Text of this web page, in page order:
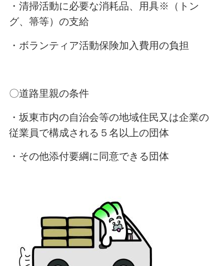
・清掃活動に必要な消耗品、用具※（トン
グ、箒等）の支給
・ボランティア活動保険加入費用の負担
〇道路里親の条件
・坂東市内の自治会等の地域住民又は企業の
従業員で構成される５名以上の団体
・その他添付要綱に同意できる団体